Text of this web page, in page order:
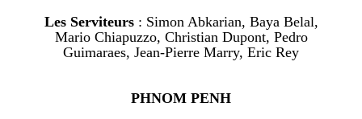
Les Serviteurs : Simon Abkarian, Baya Belal,
Mario Chiapuzzo, Christian Dupont, Pedro
Guimaraes, Jean-Pierre Marry, Eric Rey
PHNOM PENH